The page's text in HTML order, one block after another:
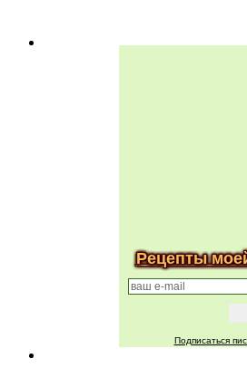
Рецепты
Подписаться